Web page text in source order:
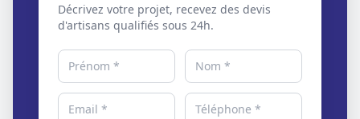
Décrivez votre projet, recevez des devis
d'artisans qualifiés sous 24h.